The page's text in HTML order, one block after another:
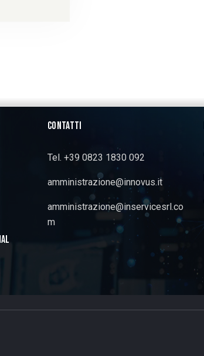
CONTATTI
Tel. +39 0823 1830 092
amministrazione@innovus.it
amministrazione@inservicesrl.co
m